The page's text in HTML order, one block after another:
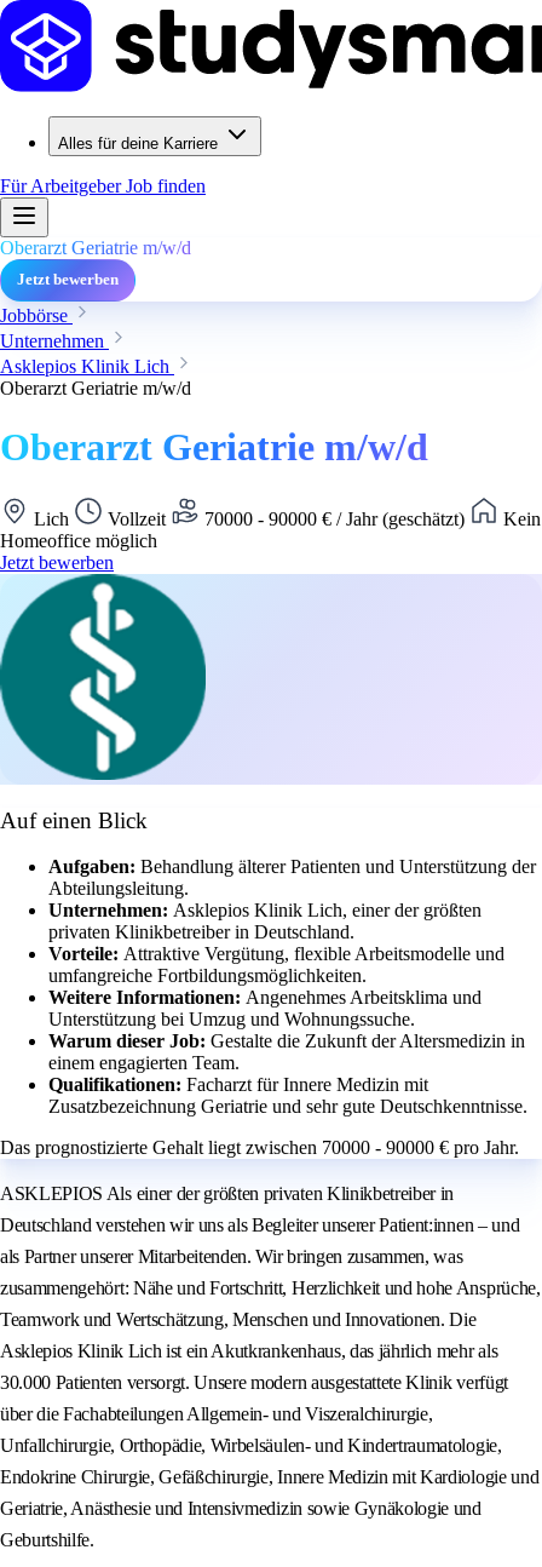
Alles für deine Karriere
Für ArbeitgeberJob finden
Oberarzt Geriatrie m/w/d
Jetzt bewerben
Jobbörse
Unternehmen
Asklepios Klinik Lich
Oberarzt Geriatrie m/w/d
Oberarzt Geriatrie m/w/d
Lich Vollzeit 70000 - 90000 € / Jahr (geschätzt)
Kein
Homeoffice möglich
Jetzt bewerben
Auf einen Blick
Aufgaben: Behandlung älterer Patienten und Unterstützung der
Abteilungsleitung.
Unternehmen: Asklepios Klinik Lich, einer der größten
privaten Klinikbetreiber in Deutschland.
Vorteile: Attraktive Vergütung, flexible Arbeitsmodelle und
umfangreiche Fortbildungsmöglichkeiten.
Weitere Informationen: Angenehmes Arbeitsklima und
Unterstützung bei Umzug und Wohnungssuche.
Warum dieser Job: Gestalte die Zukunft der Altersmedizin in
einem engagierten Team.
Qualifikationen: Facharzt für Innere Medizin mit
Zusatzbezeichnung Geriatrie und sehr gute Deutschkenntnisse.
Das prognostizierte Gehalt liegt zwischen 70000 - 90000 € pro Jahr.
ASKLEPIOS Als einer der größten privaten Klinikbetreiber in
Deutschland verstehen wir uns als Begleiter unserer Patient:innen – und
als Partner unserer Mitarbeitenden. Wir bringen zusammen, was
zusammengehört: Nähe und Fortschritt, Herzlichkeit und hohe Ansprüche,
Teamwork und Wertschätzung, Menschen und Innovationen. Die
Asklepios Klinik Lich ist ein Akutkrankenhaus, das jährlich mehr als
30.000 Patienten versorgt. Unsere modern ausgestattete Klinik verfügt
über die Fachabteilungen Allgemein- und Viszeralchirurgie,
Unfallchirurgie, Orthopädie, Wirbelsäulen- und Kindertraumatologie,
Endokrine Chirurgie, Gefäßchirurgie, Innere Medizin mit Kardiologie und
Geriatrie, Anästhesie und Intensivmedizin sowie Gynäkologie und
Geburtshilfe.